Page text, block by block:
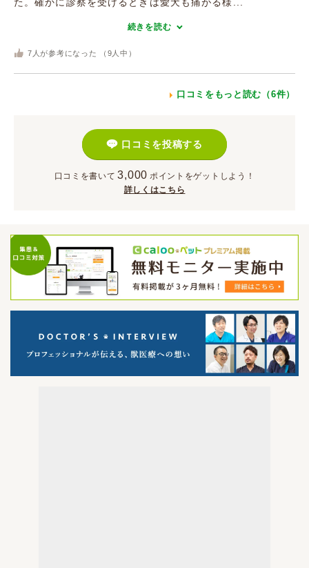
続きを読む
7 人が参考になった （ 9 人中）
口コミをもっと読む（6件）
口コミを投稿する
口コミを書いて 3,000 ポイント をゲットしよう！
詳しくはこちら